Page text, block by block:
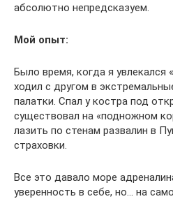
абсолютно непредсказуем.
Мой опыт:
Было время, когда я увлекался
ходил с другом в
палатки. Спал у костра под
существовал на «подножном
лазить по стенам развалин в
страховки.
Все это давало море
уверенность в себе, но… на